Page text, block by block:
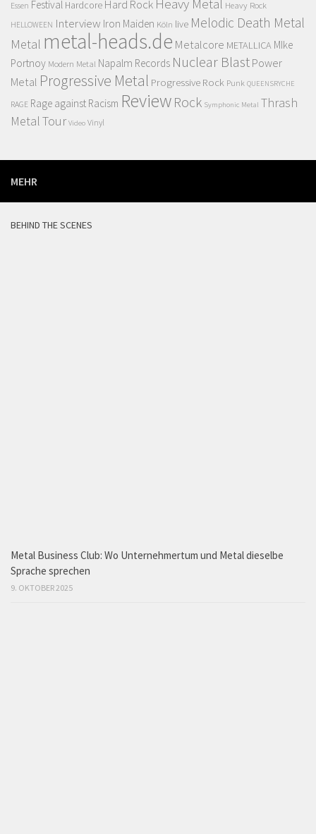
Essen Festival Hardcore Hard Rock Heavy Metal Heavy Rock
HELLOWEEN Interview Iron Maiden Köln live Melodic Death Metal
Metal metal-heads.de Metalcore METALLICA MIke
Portnoy Modern Metal Napalm Records Nuclear Blast Power
Metal Progressive Metal Progressive Rock Punk QUEENSRYCHE
RAGE Rage against Racism Review Rock Symphonic Metal Thrash
MetalTour Video Vinyl
MEHR
BEHIND THE SCENES
Metal Business Club: Wo Unternehmertum und Metal dieselbe
Sprache sprechen
9. OKTOBER 2025